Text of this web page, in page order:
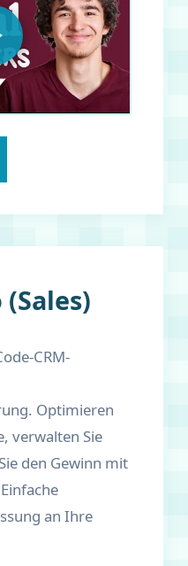
CRM-
Optimieren
verwalten Sie
den Gewinn mit
an Ihre